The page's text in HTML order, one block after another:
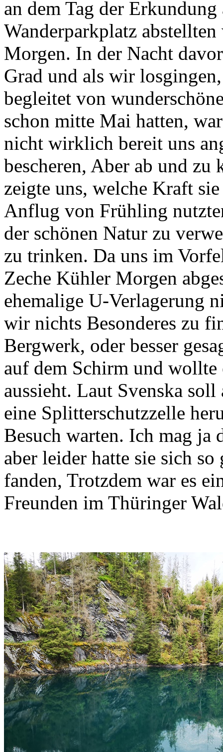
an dem Tag der
Wanderparkplatz
Morgen. In der Nacht
Grad und als wir
begleitet von
schon mitte Mai hatten,
nicht wirklich bereit uns
bescheren, Aber ab und zu
zeigte uns, welche Kraft
Anflug von Frühling
der schönen Natur zu
zu trinken. Da uns im
Zeche Kühler Morgen
ehemalige U-Verlagerung
wir nichts Besonderes zu
Bergwerk, oder besser
auf dem Schirm und
aussieht. Laut Svenska
eine Splitterschutzzelle
Besuch warten. Ich mag ja
aber leider hatte sie sich
fanden, Trotzdem war es
Freunden im Thüringer